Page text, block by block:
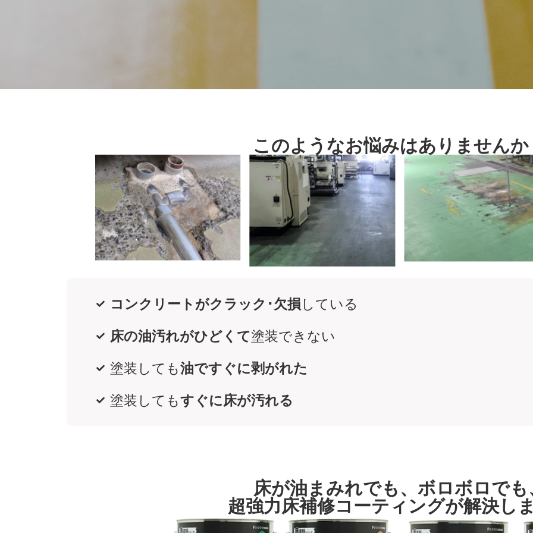
このようなお悩みはありませんか
コンクリートがクラック･欠損 している
床の油汚れがひどくて塗装できない
塗装しても油ですぐに剥がれた
塗装してもすぐに床が汚れる
床が油まみれでも、ボロボロでも
超強力床補修コーティングが解決し